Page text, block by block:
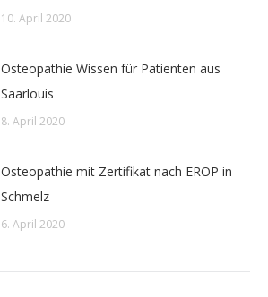
10. April 2020
Osteopathie Wissen für Patienten aus
Saarlouis
8. April 2020
Osteopathie mit Zertifikat nach EROP in
Schmelz
6. April 2020